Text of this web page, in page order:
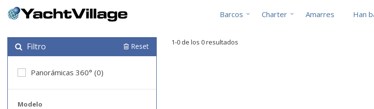
Barcos Charter Amarres
Filtro Reset
Panorámicas 360° (0)
Modelo
1-0 de los 0 resultados